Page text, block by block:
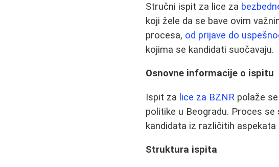
Stručni ispit za lice za
koji žele da se bave ovim
procesa, od prijave do
kojima se kandidati suočavaju.
Osnovne informacije o ispitu
Ispit za lice za BZNR polaže
politike u Beogradu. Proces
kandidata iz različitih
Struktura ispita